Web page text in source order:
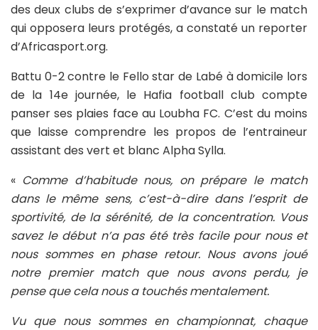
des deux clubs de s’exprimer d’avance sur le match
qui opposera leurs protégés, a constaté un reporter
d’Africasport.org.
Battu 0-2 contre le Fello star de Labé à domicile lors
de la 14e journée, le Hafia football club compte
panser ses plaies face au Loubha FC. C’est du moins
que laisse comprendre les propos de l’entraineur
assistant des vert et blanc Alpha Sylla.
« Comme d’habitude nous, on prépare le match
dans le même sens, c’est-à-dire dans l’esprit de
sportivité, de la sérénité, de la concentration. Vous
savez le début n’a pas été très facile pour nous et
nous sommes en phase retour. Nous avons joué
notre premier match que nous avons perdu, je
pense que cela nous a touchés mentalement.
Vu que nous sommes en championnat, chaque